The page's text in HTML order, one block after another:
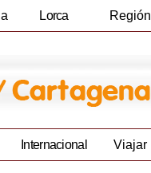
Lorca Región
Internacional Viajar